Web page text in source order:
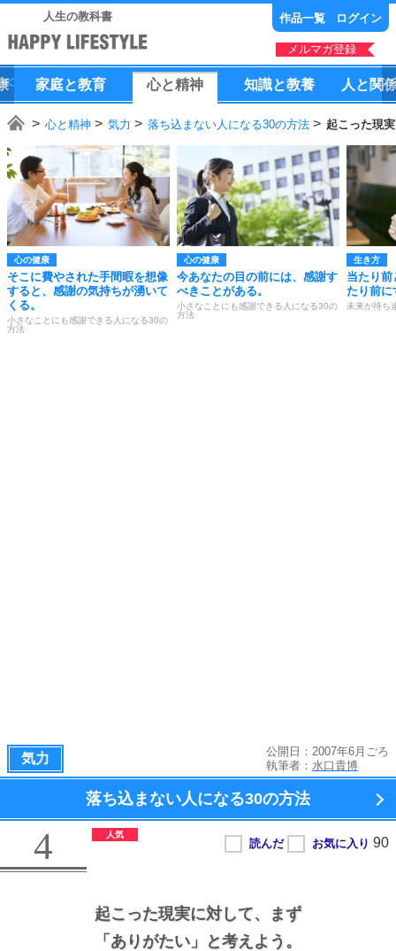
人生の教科書 作品一覧 ログイン
メルマガ登録
家庭と教育 心と精神 知識と教養 人 と 関
心と精神 気力 落ち込まない人になる30の方法 起こった現
心の健康
そこに費やされた手間暇を想像
すると、感謝の気持ちが湧いて
くる。
小さなことにも感謝できる人になる30の
方法
心の健康
今あなたの目の前には、感謝す
べきことがある。
小さなことにも感謝できる人になる30の
方法
生き方
当たり
たり前に
未来が待ち
気力
公開日：2007年6月ごろ
執筆者： 水口貴博
落ち込まない人になる30の方法
4
起こった現実に対して、
まず
「ありがたい」と考えよう。